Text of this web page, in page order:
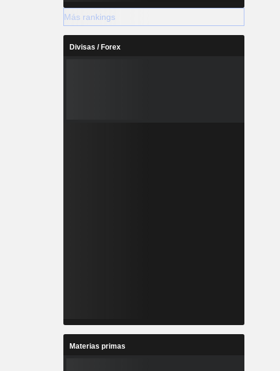
Más rankings
Divisas / Forex
Materias primas